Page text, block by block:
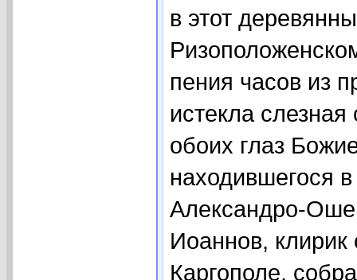
в этот
пения часов из
истекла
обоих глаз
находившегося
Александро-
Иоаннов,
Каргополе,